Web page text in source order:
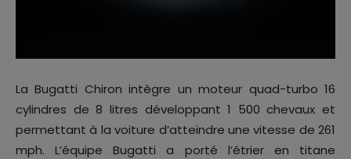
La Bugatti Chiron intègre un moteur quad-turbo 16
cylindres de 8 litres développant 1 500 chevaux et
permettant à la voiture d’atteindre une vitesse de 261
mph. L’équipe Bugatti a porté l’étrier en titane